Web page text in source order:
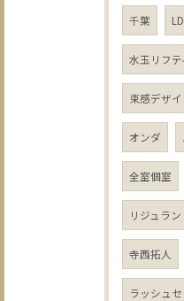
千葉
水玉リフテ
束感デザイ
オンダ
全室個室
リジュラン
寺西拓人
ラッシュ